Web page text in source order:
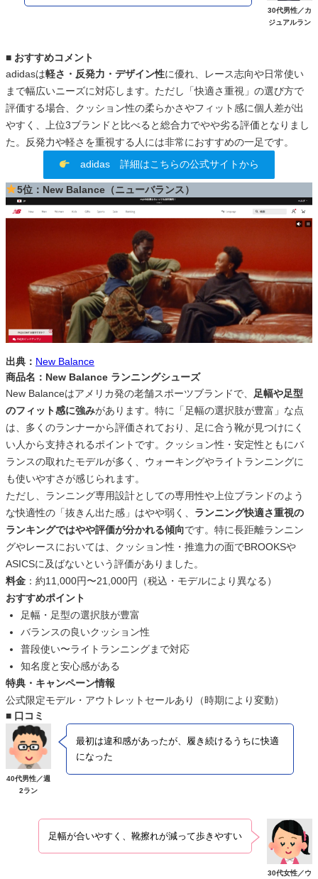
30代男性／カ
ジュアルラン
■ おすすめコメント
adidasは軽さ・反発力・デザイン性に優れ、レース志向や日常使い
まで幅広いニーズに対応します。ただし「快適さ重視」の選び方で
評価する場合、クッション性の柔らかさやフィット感に個人差が出
やすく、上位3ブランドと比べると総合力でやや劣る評価となりまし
た。反発力や軽さを重視する人には非常におすすめの一足です。
adidas 詳細はこちらの公式サイトから
5位：New Balance（ニューバランス）
出典： New Balance
商品名：New Balance ランニングシューズ
New Balanceはアメリカ発の老舗スポーツブランドで、 足幅や足型
のフィット感に強みがあります。特に「足幅の選択肢が豊富」な点
は、多くのランナーから評価されており、足に合う靴が見つけにく
い人から支持されるポイントです。クッション性・安定性ともにバ
ランスの取れたモデルが多く、ウォーキングやライトランニングに
も使いやすさが感じられます。
ただし、ランニング専用設計としての専用性や上位ブランドのよう
な快適性の「抜きん出た感」はやや弱く、 ランニング快適さ重視の
ランキングではやや評価が分かれる傾向です。特に長距離ランニン
グやレースにおいては、クッション性・推進力の面でBROOKSや
ASICSに及ばないという評価がありました。
料金 ：約11,000円〜21,000円（税込・モデルにより異なる）
おすすめポイント
足幅・足型の選択肢が豊富
バランスの良いクッション性
普段使い〜ライトランニングまで対応
知名度と安心感がある
特典・キャンペーン情報
公式限定モデル・アウトレットセールあり（時期により変動）
■ 口コミ
40代男性／週
2ラン
最初は違和感があったが、履き続けるうちに快適
になった
30代女性／ウ
足幅が合いやすく、靴擦れが減って歩きやすい